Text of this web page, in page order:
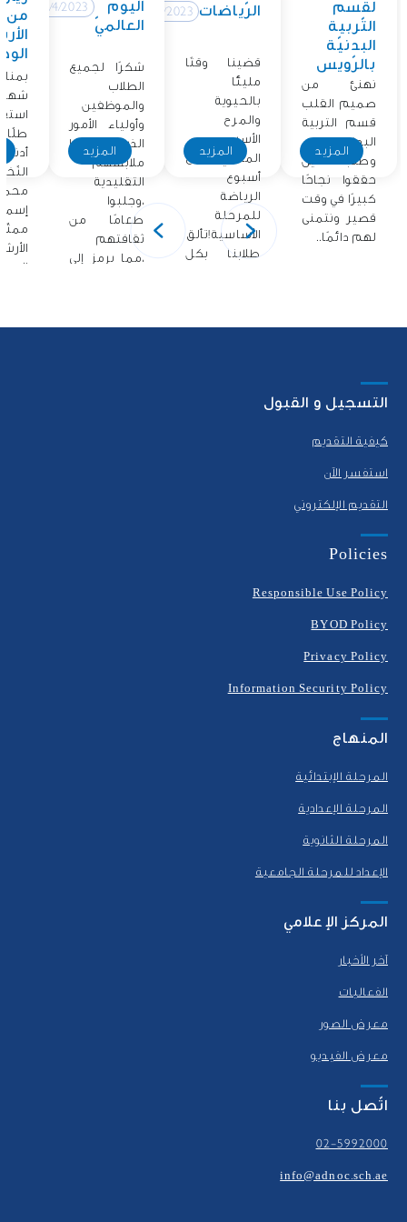
لقسم
التّربية
البدنيّة
بالرّويس
نهنئ من
صميم القلب
قسم التربية
البدنية
وطلابنا الذين
حققوا نجاحًا
كبيرًا في وقت
قصير ونتمنى
لهم دائمًا..
المزيد
الرّياضات 12/4/2023
قضينا وقتًا
مليئًا
بالحيوية
والمرح
الأسبوع
الماضي مع
أسبوع
الرياضة
للمرحلة
الأساسية!تألق
طلابنا بكل
المزيد
اليوم
العالميّ
12/4/2023
شكرًا لجميع
الطلاب
والموظفين
وأولياء الأمور
الذين ارتدوا
ملابسهم
التقليدية
،وجلبوا
طعامًا من
ثقافتهم
،مما يرمز إلى
المزيد
من
شهر
التسجيل و القبول
كيفية التقديم
استفسر الآن
التقديم الإلكتروني
Policies
Responsible Use Policy
BYOD Policy
Privacy Policy
Information Security Policy
المنهاج
المرحلة الإبتدائية
المرحلة الإعدادية
المرحلة الثانوية
الإعداد للمرحلة الجامعية
المركز الإعلامي
آخر الأخبار
الفعاليات
معرض الصور
معرض الفيديو
اتّصل بنا
02-5992000
info@adnoc.sch.ae